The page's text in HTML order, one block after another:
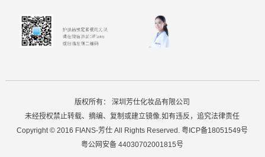
版权所有：
深圳芳仕化妆品有限公司
未经授权禁止转载、摘编、复制或建立镜像.如有违反，追究法律责任
Copyright © 2016 FIANS-芳仕 All Rights Reserved.粤ICP备18051549号
粤公网安备 44030702001815号